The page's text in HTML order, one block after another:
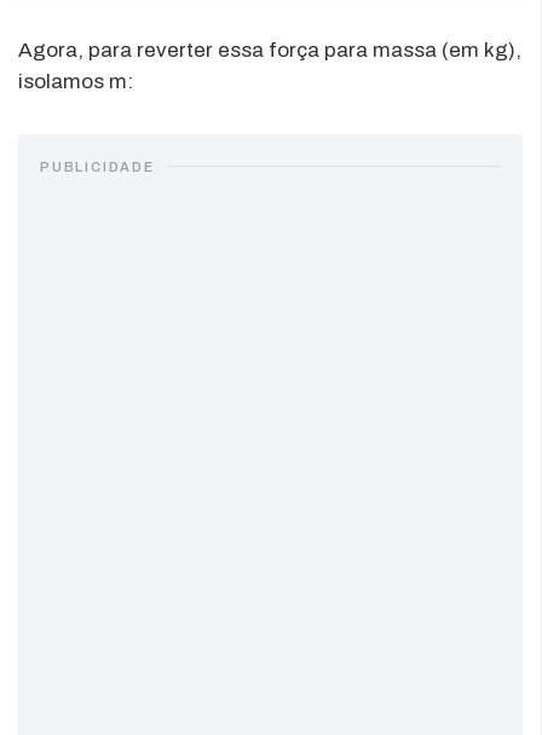
Agora, para reverter essa força para massa (em kg),
isolamos m:
PUBLICIDADE